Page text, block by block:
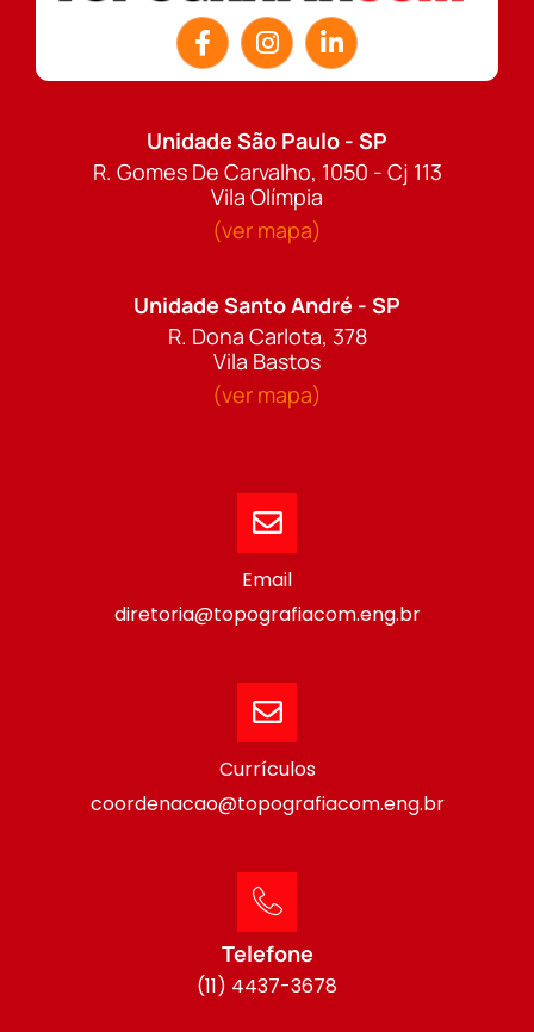
Unidade São Paulo - SP
R. Gomes De Carvalho, 1050 - Cj 113
Vila Olímpia
(ver mapa)
Unidade Santo André - SP
R. Dona Carlota, 378
Vila Bastos
(ver mapa)
Email
diretoria@topografiacom.eng.br
Currículos
coordenacao@topografiacom.eng.br
Telefone
(11) 4437-3678